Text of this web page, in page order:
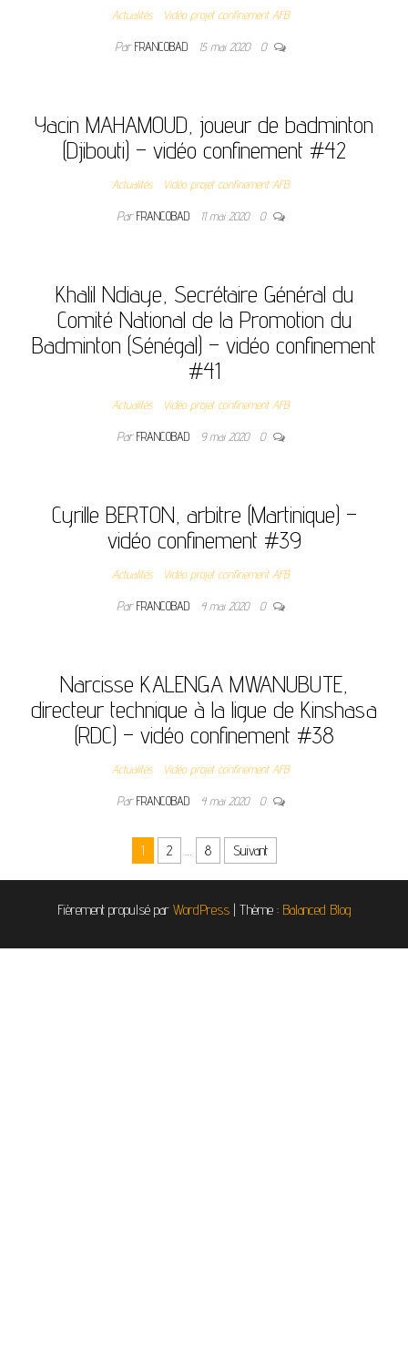
Actualités Vidéo projet confinement AFB
ParFRANCOBAD 15 mai 2020 0
Yacin MAHAMOUD, joueur de badminton
(Djibouti) – vidéo confinement #42
Actualités Vidéo projet confinement AFB
ParFRANCOBAD 11 mai 2020 0
Khalil Ndiaye, Secrétaire Général du
Comité National de la Promotion du
Badminton (Sénégal) – vidéo confinement
#41
Actualités Vidéo projet confinement AFB
ParFRANCOBAD 9 mai 2020 0
Cyrille BERTON, arbitre (Martinique) –
vidéo confinement #39
Actualités Vidéo projet confinement AFB
ParFRANCOBAD 4 mai 2020 0
Narcisse KALENGA MWANUBUTE,
directeur technique à la ligue de Kinshasa
(RDC) – vidéo confinement #38
Actualités Vidéo projet confinement AFB
ParFRANCOBAD 4 mai 2020 0
1 2 … 8 Suivant
Fièrement propulsé par WordPress | Thème : Balanced Blog